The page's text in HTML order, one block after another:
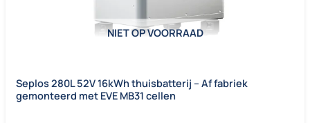
NIET OP VOORRAAD
Seplos 280L 52V 16kWh thuisbatterij – Af fabriek
gemonteerd met EVE MB31 cellen